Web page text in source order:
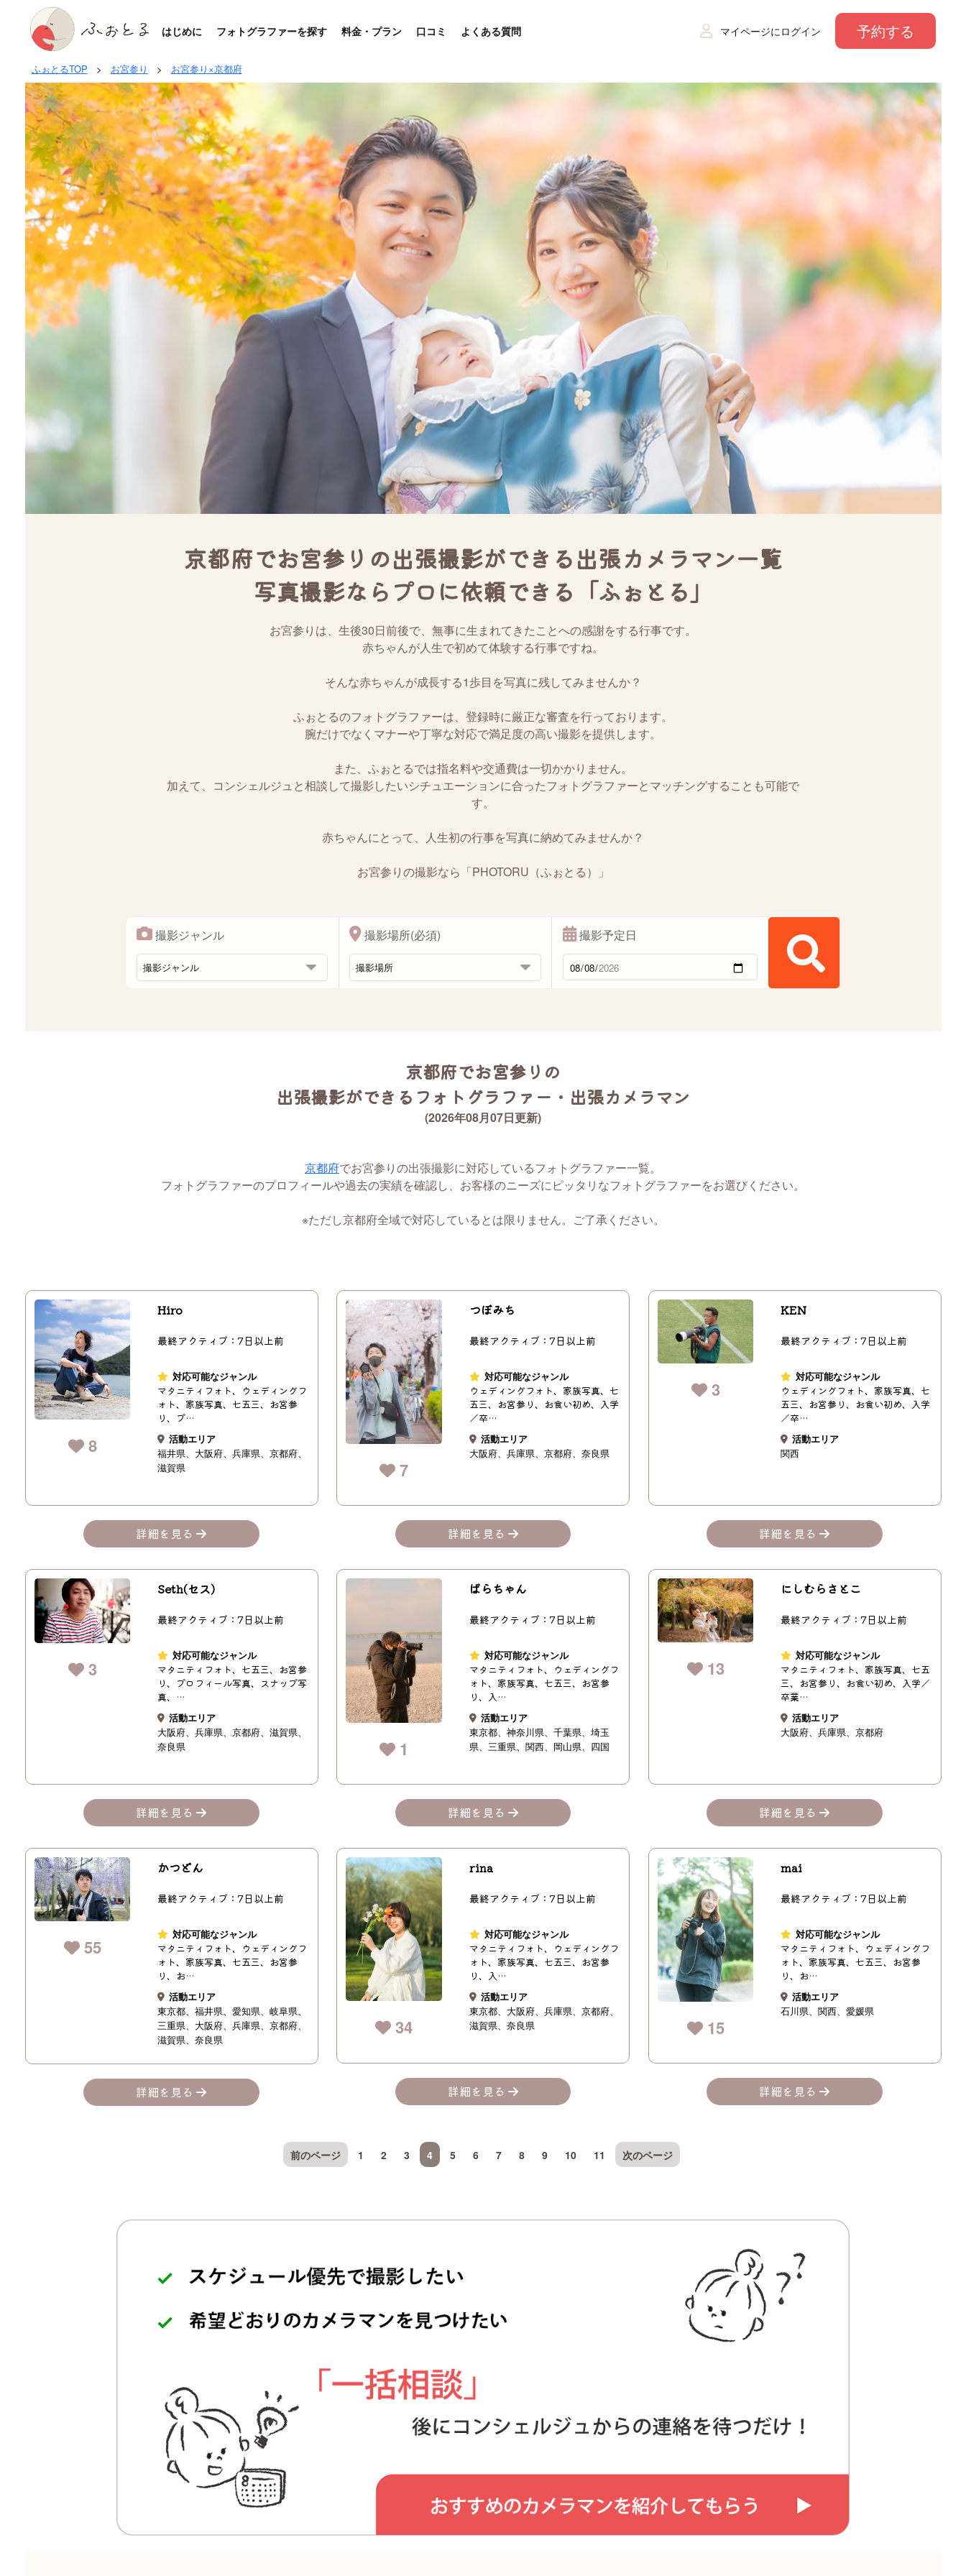
はじめに フォトグラファーを探す 料金・プラン 口コミ よくある質問 マイページにログイン 予約する
ふぉとるTOP > お宮参り > お宮参り×京都府
京都府でお宮参りの出張撮影ができる出張カメラマン一覧
写真撮影ならプロに依頼できる「ふぉとる」
お宮参りは、生後30日前後で、無事に生まれてきたことへの感謝をする行事です。
赤ちゃんが人生で初めて体験する行事ですね。
そんな赤ちゃんが成長する1歩目を写真に残してみませんか？
ふぉとるのフォトグラファーは、登録時に厳正な審査を行っております。
腕だけでなくマナーや丁寧な対応で満足度の高い撮影を提供します。
また、ふぉとるでは指名料や交通費は一切かかりません。
加えて、コンシェルジュと相談して撮影したいシチュエーションに合ったフォトグラファーとマッチングすることも可能で
す。
赤ちゃんにとって、人生初の行事を写真に納めてみませんか？
お宮参りの撮影なら「PHOTORU（ふぉとる）」
撮影ジャンル 撮影場所(必須) 撮影予定日
京都府でお宮参りの
出張撮影ができるフォトグラファー・出張カメラマン
(2026年08月07日更新)
京都府でお宮参りの出張撮影に対応しているフォトグラファー一覧。
フォトグラファーのプロフィールや過去の実績を確認し、お客様のニーズにピッタリなフォトグラファーをお選びください。
※ただし京都府全域で対応しているとは限りません。ご了承ください。
8
Hiro
最終アクティブ：7日以上前
対応可能なジャンル
マタニティフォト、ウェディングフ
ォト、家族写真、七五三、お宮参
り、プ…
活動エリア
福井県
大阪府 兵庫県
京都府
滋賀県
詳細を見る
7
つぼみち
最終アクティブ：7日以上前
対応可能なジャンル
ウェディングフォト、家族写真、七
五三、お宮参り、お食い初め、入学
／卒…
活動エリア
大阪府
兵庫県 京都府 奈良県
詳細を見る
3
KEN
最終アクティブ：7日以上前
対応可能なジャンル
ウェディングフォト、家族写真、七
五三、お宮参り、お食い初め、入学
／卒…
活動エリア
関西
詳細を見る
3
Seth(セス)
最終アクティブ：7日以上前
対応可能なジャンル
マタニティフォト、七五三、お宮参
り、プロフィール写真、スナップ写
真、…
活動エリア
大阪府
兵庫県 京都府
滋賀県
奈良県
詳細を見る
1
ぱらちゃん
最終アクティブ：7日以上前
対応可能なジャンル
マタニティフォト、ウェディングフ
ォト、家族写真、七五三、お宮参
り、入…
活動エリア
東京都
神奈川県 千葉県
埼玉
県
三重県 関西 岡山県 四国
詳細を見る
13
にしむらさとこ
最終アクティブ：7日以上前
対応可能なジャンル
マタニティフォト、家族写真、七五
三、お宮参り、お食い初め、入学／
卒業…
活動エリア
大阪府
兵庫県 京都府
詳細を見る
55
かつどん
最終アクティブ：7日以上前
対応可能なジャンル
マタニティフォト、ウェディングフ
ォト、家族写真、七五三、お宮参
り、お…
活動エリア
東京都
福井県 愛知県
岐阜県
三重県
大阪府 兵庫県
京都府
滋賀県
奈良県
詳細を見る
34
rina
最終アクティブ：7日以上前
対応可能なジャンル
マタニティフォト、ウェディングフ
ォト、家族写真、七五三、お宮参
り、入…
活動エリア
東京都
大阪府 兵庫県
京都府
滋賀県
奈良県
詳細を見る
15
mai
最終アクティブ：7日以上前
対応可能なジャンル
マタニティフォト、ウェディングフ
ォト、家族写真、七五三、お宮参
り、お…
活動エリア
石川県
関西 愛媛県
詳細を見る
前のページ 1 2 3 4 5 6 7 8 9 10 11 次のページ